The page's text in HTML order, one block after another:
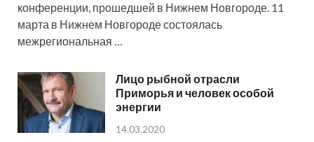
конференции, прошедшей в Нижнем Новгороде. 11
марта в Нижнем Новгороде состоялась
межрегиональная …
Лицо рыбной отрасли
Приморья и человек особой
энергии
14.03.2020